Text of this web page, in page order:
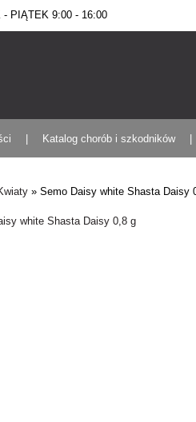
- PIĄTEK 9:00 - 16:00
Katalog chorób i szkodników
»Semo Daisy white Shasta Daisy